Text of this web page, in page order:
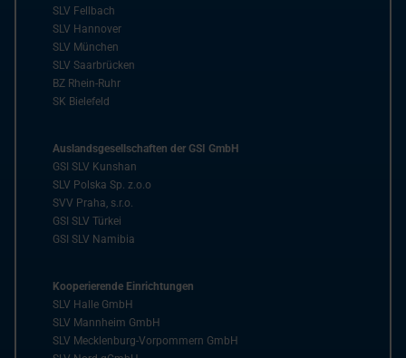
SLV Fellbach
SLV Hannover
SLV München
SLV Saarbrücken
BZ Rhein-Ruhr
SK Bielefeld
Auslandsgesellschaften der GSI GmbH
GSI SLV Kunshan
SLV Polska Sp. z.o.o
SVV Praha, s.r.o.
GSI SLV Türkei
GSI SLV Namibia
Kooperierende Einrichtungen
SLV Halle GmbH
SLV Mannheim GmbH
SLV Mecklenburg-Vorpommern GmbH